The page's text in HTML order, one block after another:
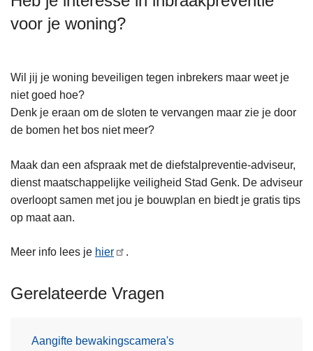
voor je woning?
Wil jij je woning beveiligen tegen inbrekers maar weet je
niet goed hoe?
Denk je eraan om de sloten te vervangen maar zie je door
de bomen het bos niet meer?
Maak dan een afspraak met de diefstalpreventie-adviseur,
dienst maatschappelijke veiligheid Stad Genk. De adviseur
overloopt samen met jou je bouwplan en biedt je gratis tips
op maat aan.
Meer info lees je hier .
Gerelateerde Vragen
Aangifte bewakingscamera's